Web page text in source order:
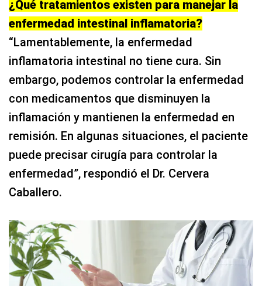
¿Qué tratamientos existen para manejar la
enfermedad intestinal inflamatoria?
“Lamentablemente, la enfermedad
inflamatoria intestinal no tiene cura. Sin
embargo, podemos controlar la enfermedad
con medicamentos que disminuyen la
inflamación y mantienen la enfermedad en
remisión. En algunas situaciones, el paciente
puede precisar cirugía para controlar la
enfermedad”, respondió el Dr. Cervera
Caballero.